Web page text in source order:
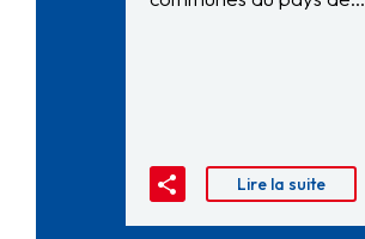
Lire la suite